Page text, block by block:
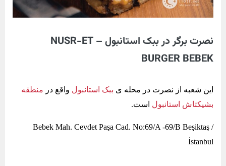
نصرت برگر در ببک استانبول – NUSR-ET
BURGER BEBEK
این شعبه از نصرت در محله ی ببک استانبول واقع در منطقه
بشیکتاش استانبول است.
Bebek Mah. Cevdet Paşa Cad. No:69/A -69/B Beşiktaş /
İstanbul